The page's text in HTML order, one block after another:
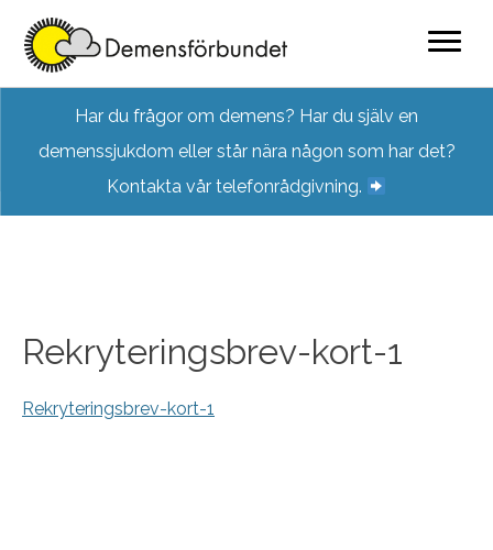
content
Har du frågor om demens? Har du själv en
demenssjukdom eller står nära någon som har det?
Kontakta vår telefonrådgivning.
Rekryteringsbrev-kort-1
Rekryteringsbrev-kort-1